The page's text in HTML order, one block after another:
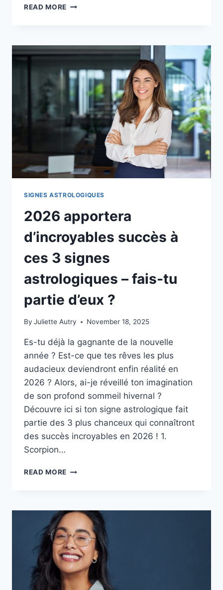
READ MORE L’HOROSCOPE
POUR
TOUS
LES
SIGNES
ASTROLOGIQUES
SIGNES ASTROLOGIQUES
2026 apportera
d’incroyables succès à
ces 3 signes
astrologiques – fais-tu
partie d’eux ?
By Juliette Autry November 18, 2025
Es-tu déjà la gagnante de la nouvelle
année ? Est-ce que tes rêves les plus
audacieux deviendront enfin réalité en
2026 ? Alors, ai-je réveillé ton imagination
de son profond sommeil hivernal ?
Découvre ici si ton signe astrologique fait
partie des 3 plus chanceux qui connaîtront
des succès incroyables en 2026 ! 1.
Scorpion…
READ MORE 2026
À
CES
3
SIGNES
ASTROLOGIQUES
–
FAIS-